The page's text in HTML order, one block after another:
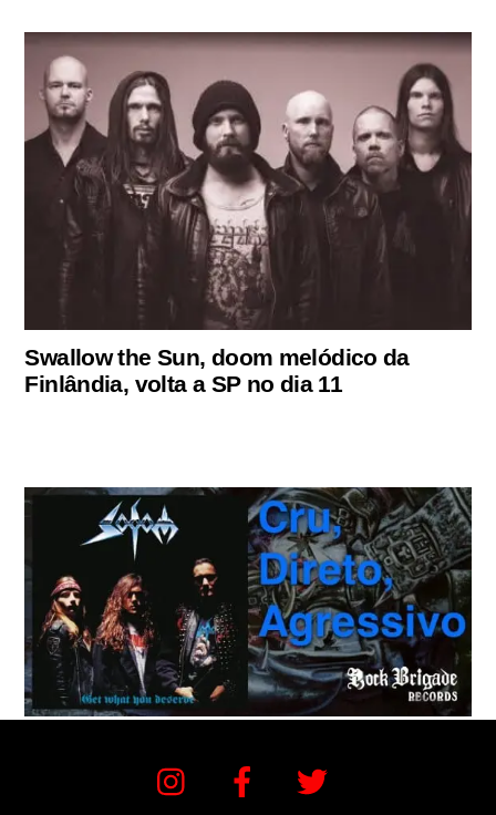
Swallow the Sun, doom melódico da
Finlândia, volta a SP no dia 11
Instagram Facebook